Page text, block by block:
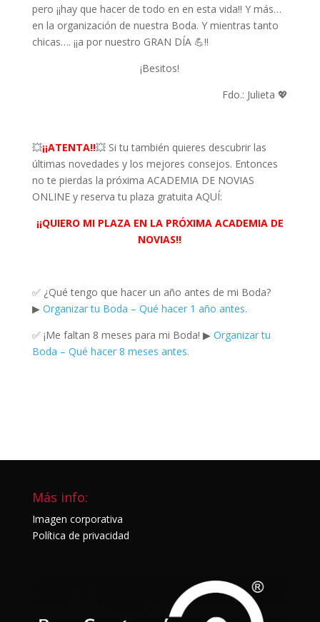
pero ¡¡hay que hacer de todo en en esta vida!! Y más…
en la organización de nuestra Boda. Y mientras tanto
chicas…. ¡¡a por nuestro GRAN DÍA 💪!!
¡Besitos!
Fdo.: Julieta 💖
💥¡¡ATENTA!!💥 Si tu también quieres descubrir las
últimas novedades y los mejores consejos. Entonces
no te pierdas la próxima ACADEMIA DE NOVIAS
ONLINE y reserva tu plaza gratuita AQUÍ:
¡¡QUIERO MI PLAZA EN LA PRÓXIMA ACADEMIA DE
NOVIAS!!
✅ ¿Qué tengo que hacer un año antes de mi Boda?
▶ Organizar tu Boda – Qué hacer 1 año antes.
✅ ¡Me faltan 8 meses para mi Boda! ▶ Organizar tu
Boda – Qué hacer 8 meses antes.
Más info:
Imagen corporativa
Política de privacidad